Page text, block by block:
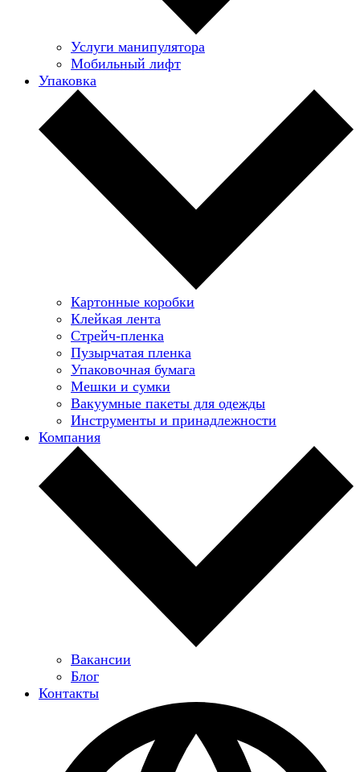
Услуги манипулятора
Мобильный лифт
Упаковка
Картонные коробки
Клейкая лента
Стрейч-пленка
Пузырчатая пленка
Упаковочная бумага
Мешки и сумки
Вакуумные пакеты для одежды
Инструменты и принадлежности
Компания
Вакансии
Блог
Контакты